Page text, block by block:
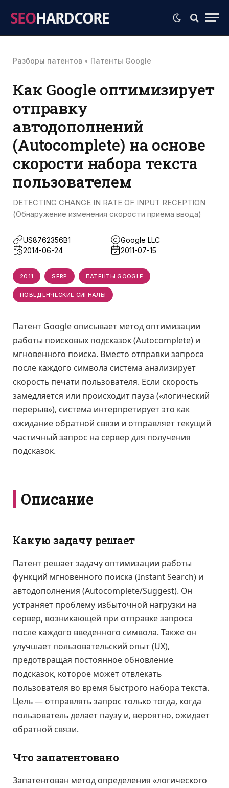
SEOHARDCORE
Разборы патентов • Патенты Google
Как Google оптимизирует
отправку
автодополнений
(Autocomplete) на основе
скорости набора текста
пользователем
DETECTING CHANGE IN RATE OF INPUT RECEPTION
(Обнаружение изменения скорости приема ввода)
US8762356B1
Google LLC
2014-06-24
2011-07-15
2011 SERP ПАТЕНТЫ GOOGLE
ПОВЕДЕНЧЕСКИЕ СИГНАЛЫ
Патент Google описывает метод оптимизации
работы поисковых подсказок (Autocomplete) и
мгновенного поиска. Вместо отправки запроса
после каждого символа система анализирует
скорость печати пользователя. Если скорость
замедляется или происходит пауза («логический
перерыв»), система интерпретирует это как
ожидание обратной связи и отправляет текущий
частичный запрос на сервер для получения
подсказок.
Описание
Какую задачу решает
Патент решает задачу оптимизации работы
функций мгновенного поиска (Instant Search) и
автодополнения (Autocomplete/Suggest). Он
устраняет проблему избыточной нагрузки на
сервер, возникающей при отправке запроса
после каждого введенного символа. Также он
улучшает пользовательский опыт (UX),
предотвращая постоянное обновление
подсказок, которое может отвлекать
пользователя во время быстрого набора текста.
Цель — отправлять запрос только тогда, когда
пользователь делает паузу и, вероятно, ожидает
обратной связи.
Что запатентовано
Запатентован метод определения «логического